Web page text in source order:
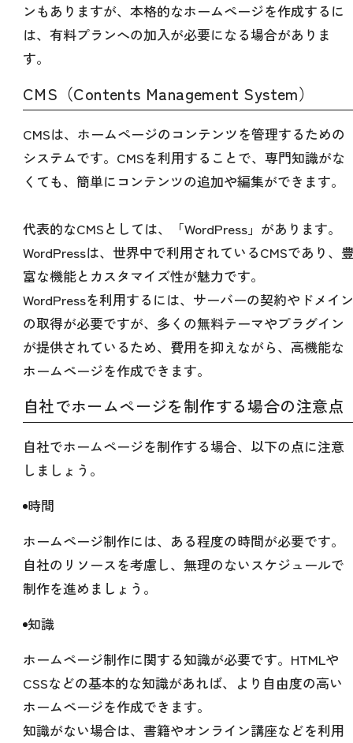
ンもありますが、本格的なホームページを作成するに
は、有料プランへの加入が必要になる場合がありま
す。
CMS（Contents Management System）
CMSは、ホームページのコンテンツを管理するための
システムです。CMSを利用することで、専門知識がな
くても、簡単にコンテンツの追加や編集ができます。
代表的なCMSとしては、「WordPress」があります。
WordPressは、世界中で利用されているCMSであり、
富な機能とカスタマイズ性が魅力です。
WordPressを利用するには、サーバーの契約やドメイン
の取得が必要ですが、多くの無料テーマやプラグイン
が提供されているため、費用を抑えながら、高機能な
ホームページを作成できます。
自社でホームページを制作する場合の注意点
自社でホームページを制作する場合、以下の点に注意
しましょう。
時間
ホームページ制作には、ある程度の時間が必要です。
自社のリソースを考慮し、無理のないスケジュールで
制作を進めましょう。
知識
ホームページ制作に関する知識が必要です。HTMLや
CSSなどの基本的な知識があれば、より自由度の高い
ホームページを作成できます。
知識がない場合は、書籍やオンライン講座などを利用